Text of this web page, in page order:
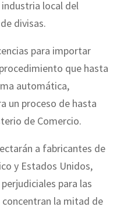
local del
divisas.
para importar
que hasta
automática,
un proceso de hasta
de Comercio.
a fabricantes de
y Estados Unidos,
para las
la mitad de